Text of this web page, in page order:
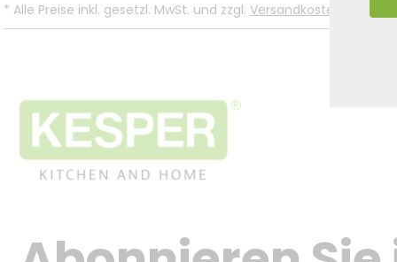
* Alle Preise inkl. gesetzl. MwSt. und zzgl. Versandkosten